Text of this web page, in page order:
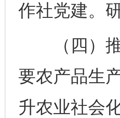
作社党建。
（四）推
要农产品生
升农业社会